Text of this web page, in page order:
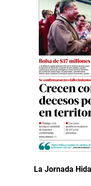
La Jornada